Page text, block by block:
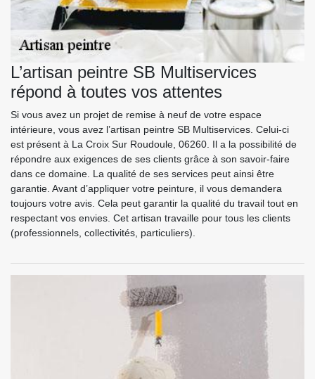
L’artisan peintre SB Multiservices
répond à toutes vos attentes
Si vous avez un projet de remise à neuf de votre espace
intérieure, vous avez l’artisan peintre SB Multiservices. Celui-ci
est présent à La Croix Sur Roudoule, 06260. Il a la possibilité de
répondre aux exigences de ses clients grâce à son savoir-faire
dans ce domaine. La qualité de ses services peut ainsi être
garantie. Avant d’appliquer votre peinture, il vous demandera
toujours votre avis. Cela peut garantir la qualité du travail tout en
respectant vos envies. Cet artisan travaille pour tous les clients
(professionnels, collectivités, particuliers).